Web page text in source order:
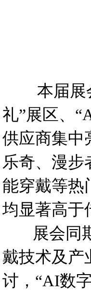
本届展会
礼”展区、
供应商集中
乐奇、漫
能穿戴等
均显著高于
展会同期
戴技术及产
讨，“AI数